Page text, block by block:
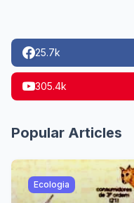
25.7k
305.4k
Popular Articles
Ecologia